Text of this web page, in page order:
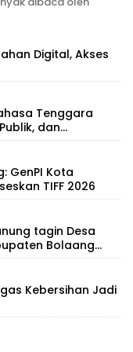
Digital, Akses
Tenggara
dan
​GenPI Kota
TIFF 2026
tagin Desa
Bolaang
Target
Kebersihan Jadi